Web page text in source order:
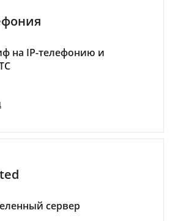
на IP-телефонию и
сервер